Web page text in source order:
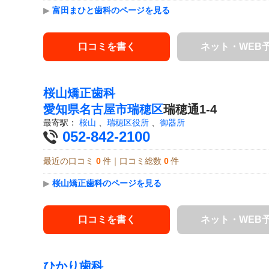
▶ 富田まひと歯科のページを見る
口コミを書く ネット・WEB
桜山矯正歯科
愛知県名古屋市瑞穂区瑞穂通1-4
最寄駅： 桜山 瑞穂区役所 御器所
052-842-2100
最近の口コミ 0 件｜口コミ総数 0 件
▶ 桜山矯正歯科のページを見る
口コミを書く ネット・WEB
ひかり歯科